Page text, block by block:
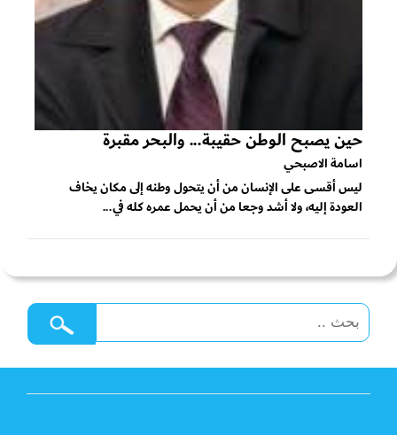
حين يصبح الوطن حقيبة... والبحر مقبرة
اسامة الاصبحي
ليس أقسى على الإنسان من أن يتحول وطنه إلى مكان يخاف
العودة إليه، ولا أشد وجعا من أن يحمل عمره كله في...